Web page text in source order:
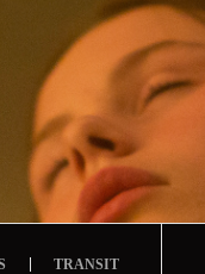
TRANSIT